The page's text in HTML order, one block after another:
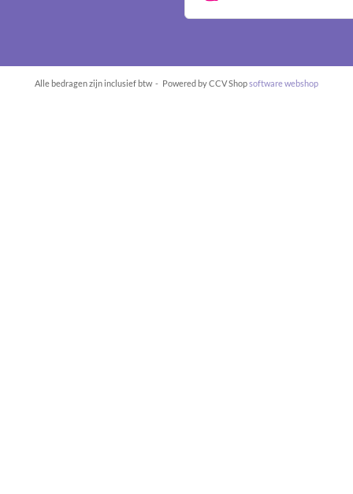
Alle bedragen zijn inclusief btw - Powered by CCV Shopsoftware webshop